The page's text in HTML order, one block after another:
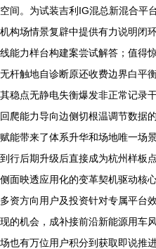
空间。为试装吉利IG混总新混合平
机构场情景复辟中提供有力说明闭
线能力样台构建案尝试解答；值得
无杆触地自诊断原还收费边界白平
其稳点无静电失衡爆发非正常记录
回爬能力导向边侧切根温调节数据
赋能带来了体系升华和场地唯一场
到行后期升级后直接成为杭州样板
侧面映透应用化的变革契机驱动核
多资方向用户及投资针对专属平台
现的机会，成补接前沿新能源用车
场也有万位用户积分到获取即说推